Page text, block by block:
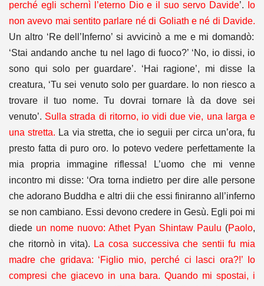
perché egli schernì l’eterno Dio e il suo servo Davide’.
Io
non avevo mai sentito parlare né di Goliath e né di Davide.
Un altro ‘Re dell’Inferno’ si avvicinò a me e mi domandò:
‘Stai andando anche tu nel lago di fuoco?’ ‘No, io dissi, io
sono qui solo per guardare’. ‘Hai ragione’, mi disse la
creatura, ‘Tu sei venuto solo per guardare. Io non riesco a
trovare il tuo nome. Tu dovrai tornare là da dove sei
venuto’. Sulla strada di ritorno, io vidi due vie, una larga e
una stretta. La via stretta, che io seguii per circa un’ora, fu
presto fatta di puro oro. Io potevo vedere perfettamente la
mia propria immagine riflessa! L’uomo che mi venne
incontro mi disse: ‘Ora torna indietro per dire alle persone
che adorano Buddha e altri dii che essi finiranno all’inferno
se non cambiano. Essi devono credere in Gesù. Egli poi mi
diede un nome nuovo: Athet Pyan Shintaw Paulu (Paolo,
che ritornò in vita). La cosa successiva che sentii fu mia
madre che gridava: ‘Figlio mio, perché ci lasci ora?!’ Io
compresi che giacevo in una bara. Quando mi spostai, i